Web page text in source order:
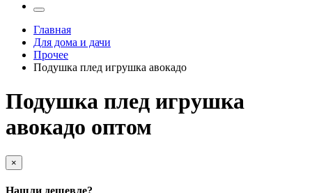
Главная
Для дома и дачи
Прочее
Подушка плед игрушка авокадо
Подушка плед игрушка
авокадо оптом
×